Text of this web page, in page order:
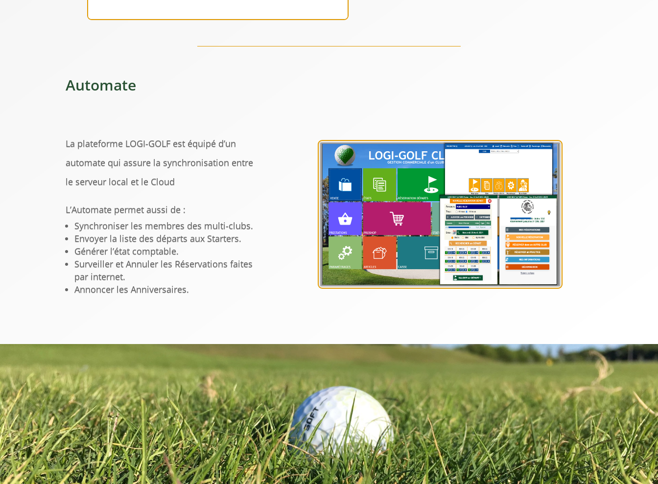
Automate
La plateforme LOGI-GOLF est équipé d’un
automate qui assure la synchronisation entre
le serveur local et le Cloud
L’Automate permet aussi de :
Synchroniser les membres des multi-clubs.
Envoyer la liste des départs aux Starters.
Générer l’état comptable.
Surveiller et Annuler les Réservations faites
par internet.
Annoncer les Anniversaires.